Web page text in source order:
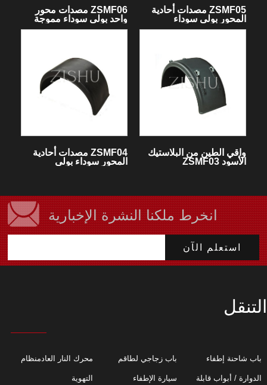
ZSMF06 مصدات محور
واحد بولي سوداء مموجة
ZSMF05 مصدات أحادية
المحور بولي سوداء
ZSMF04 مصدات أحادية
المحور سوداء بولي
واقي الطين من البلاستيك
الأسود ZSMF03
انخرط ملكنا النشرة الإخبارية
التنقل
محرك النار العادمنظام
التهوية
باب زجاجي لطاقم
سيارة الإطفاء
باب شاحنة إطفاء
الدوارة / أبواب قابلة